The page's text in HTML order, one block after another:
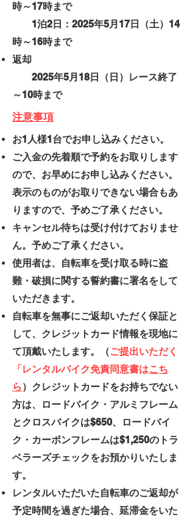
時～17時まで
1泊2日： 2025年5月17日（土）14
時～16時まで
返却
2025年5月18日（日）レース終了
～10時まで
注意事項
お1人様1台でお申し込みください。
ご入金の先着順で予約をお取りします
ので、お早めにお申し込みください。
表示のものがお取りできない場合もあ
りますので、予めご了承ください。
キャンセル待ちは受け付けておりませ
ん。予めご了承ください。
使用者は、自転車を受け取る時に盗
難・破損に関する誓約書に署名をして
いただきます。
自転車を無事にご返却いただく保証と
して、クレジットカード情報を現地に
て頂戴いたします。（ご提出いただく
「レンタルバイク免責同意書はこち
ら ）クレジットカードをお持ちでない
方は、ロードバイク・アルミフレーム
とクロスバイクは$650、ロードバイ
ク・カーボンフレームは$1,250のトラ
ベラーズチェックをお預かりいたしま
す。
レンタルいただいた自転車のご返却が
予定時間を過ぎた場合、延滞金をいた